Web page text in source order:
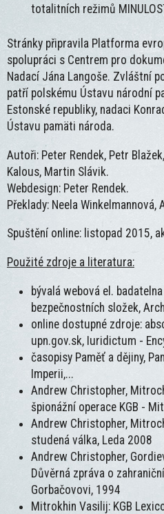
totalitních režimů
Stránky připravila Platforma
spolupráci s Centrem pro
Nadací Jána Langoše. Zvláštní
patří polskému Ústavu národní
Estonské republiky, nadaci
Ústavu pamäti národa.
Autoři: Peter Rendek, Petr
Kalous, Martin Slávik.
Webdesign: Peter Rendek.
Překlady: Neela Winkelmannová,
Spuštění online: listopad 2015,
Použité zdroje a literatura:
bývalá webová el.
bezpečnostních složek,
online dostupné zdroje:
upn.gov.sk, Iuridictum -
časopisy Paměť a dějiny,
Imperii,...
Andrew Christopher,
špionážní operace KGB -
Andrew Christopher,
studená válka, Leda 2008
Andrew Christopher,
Důvěrná zpráva o
Gorbačovovi, 1994
Mitrokhin Vasilij: KGB